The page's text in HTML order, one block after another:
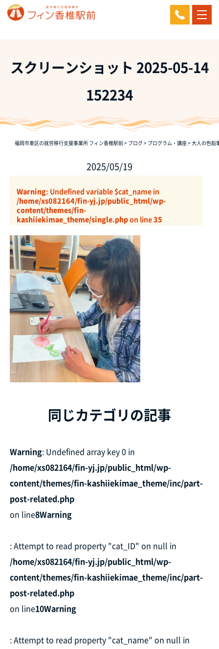
スクリーンショット 2025-05-14
152234
福岡市東区の就労移行支援事業所 フィン香椎駅前> ブログ> プログラム・講座> 大人の色鉛
2025/05/19
Warning: Undefined variable $cat_name in
/home/xs082164/fin-yj.jp/public_html/wp-
content/themes/fin-
kashiiekimae_theme/single.phpon line35
同じカテゴリの記事
Warning: Undefined array key 0 in
/home/xs082164/fin-yj.jp/public_html/wp-
content/themes/fin-kashiiekimae_theme/inc/part-
post-related.php
on line8Warning
: Attempt to read property "cat_ID" on null in
/home/xs082164/fin-yj.jp/public_html/wp-
content/themes/fin-kashiiekimae_theme/inc/part-
post-related.php
on line10Warning
: Attempt to read property "cat_name" on null in